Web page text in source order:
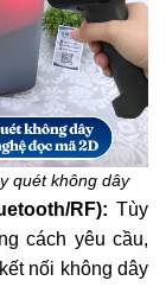
quét không dây
RF): Tùy
cách yêu cầu,
nối không dây